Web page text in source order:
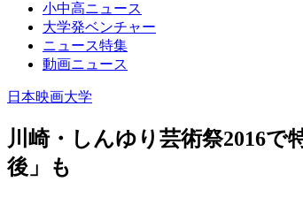
小中高ニュース
大学発ベンチャー
ニュース特集
動画ニュース
日本映画大学
川崎・しんゆり芸術祭2016
後」も